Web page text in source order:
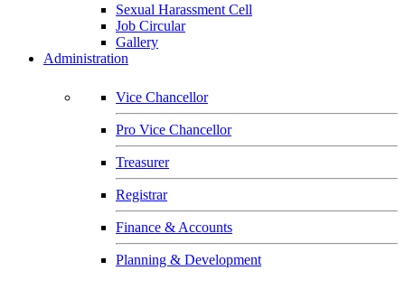
Sexual Harassment Cell
Job Circular
Gallery
Administration
Vice Chancellor
Pro Vice Chancellor
Treasurer
Registrar
Finance & Accounts
Planning & Development